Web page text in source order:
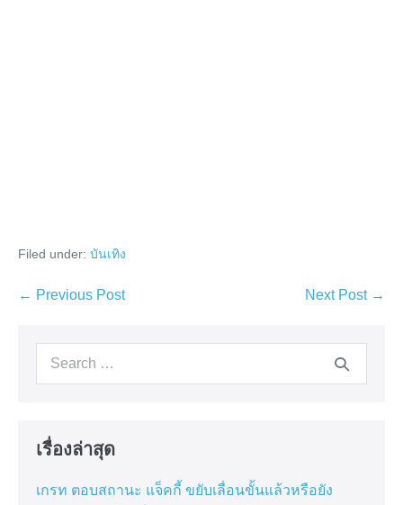
Filed under: บันเทิง
Post
← Previous Post Next Post →
Search
เรื่องล่าสุด
เกรท ตอบสถานะ แจ็คกี้ ขยับเลื่อนขั้นแล้วหรือยัง